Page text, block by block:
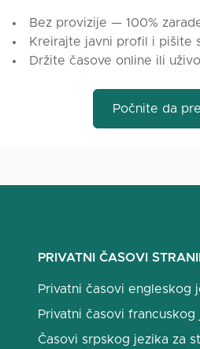
Bez provizije — 100%
Kreirajte javni profil i pišite
Držite časove online ili uživo
Počnite da
PRIVATNI ČASOVI
Privatni časovi engleskog
Privatni časovi francuskog
Časovi srpskog jezika za